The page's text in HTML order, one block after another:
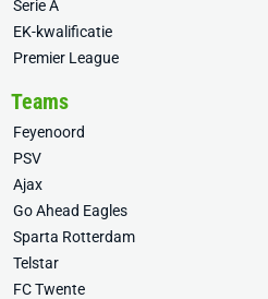
Serie A
EK-kwalificatie
Premier League
Teams
Feyenoord
PSV
Ajax
Go Ahead Eagles
Sparta Rotterdam
Telstar
FC Twente